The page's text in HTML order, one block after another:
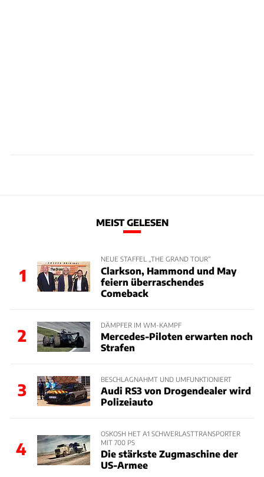
MEIST GELESEN
1
NEUE STAFFEL „THE GRAND TOUR“
Clarkson, Hammond und May
feiern überraschendes
Comeback
2
DÄMPFER IM WM-KAMPF
Mercedes-Piloten erwarten noch
Strafen
3
BESCHLAGNAHMT UND UMFUNKTIONIERT
Audi RS3 von Drogendealer wird
Polizeiauto
4
OSKOSH HET A1 SCHWERLASTTRANSPORTER
MIT 700 PS
Die stärkste Zugmaschine der
US-Armee